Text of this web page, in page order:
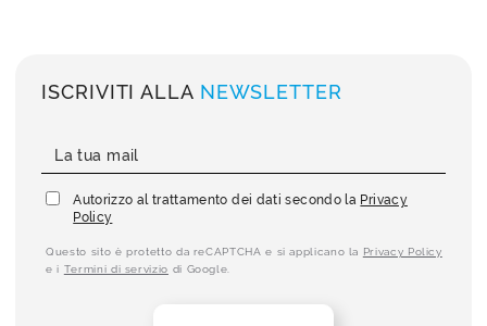
ISCRIVITI ALLA NEWSLETTER
Autorizzo al trattamento dei dati secondo la Privacy
Policy
Questo sito è protetto da reCAPTCHA e si applicano la Privacy Policy
e i Termini di servizio di Google.